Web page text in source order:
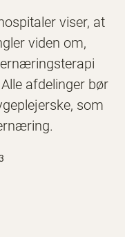
viser, at
viden om,
afdelinger bør
som